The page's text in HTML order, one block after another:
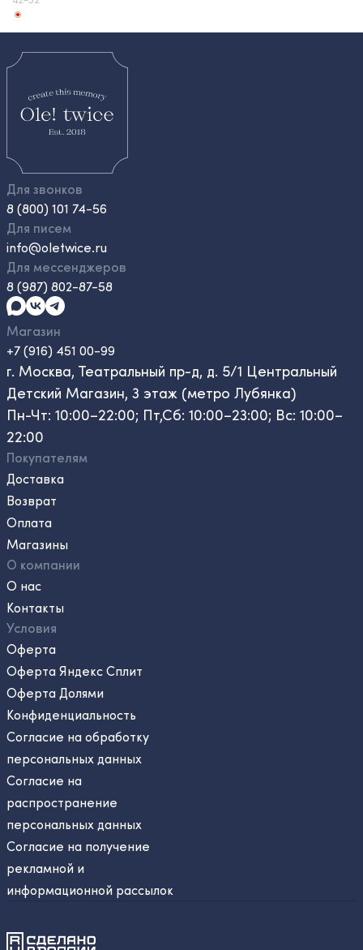
Для звонков
8 (800) 101 74-56
Для писем
info@oletwice.ru
Для мессенджеров
8 (987) 802-87-58
Магазин
+7 (916) 451 00-99
г. Москва, Театральный пр-д, д. 5/1 Центральный
Детский Магазин, 3 этаж (метро Лубянка)
Пн-Чт: 10:00–22:00; Пт,Сб: 10:00–23:00; Вс: 10:00–
22:00
Покупателям
Доставка
Возврат
Оплата
Магазины
О компании
О нас
Контакты
Условия
Оферта
Оферта Яндекс Сплит
Оферта Долями
Конфиденциальность
Согласие на обработку
персональных данных
Согласие на
распространение
персональных данных
Согласие на получение
рекламной и
информационной рассылок